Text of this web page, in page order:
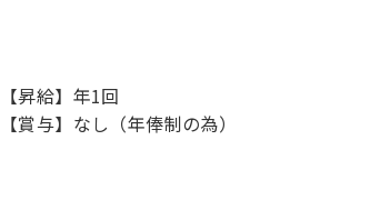
【昇給】年1回
【賞与】なし（年俸制の為）